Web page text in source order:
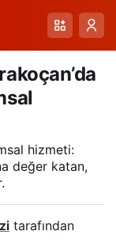
hizmeti:
değer katan,
tarafından
Paylaş